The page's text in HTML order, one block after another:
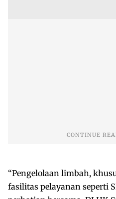
“Pengelolaan limbah,
fasilitas pelayanan seperti